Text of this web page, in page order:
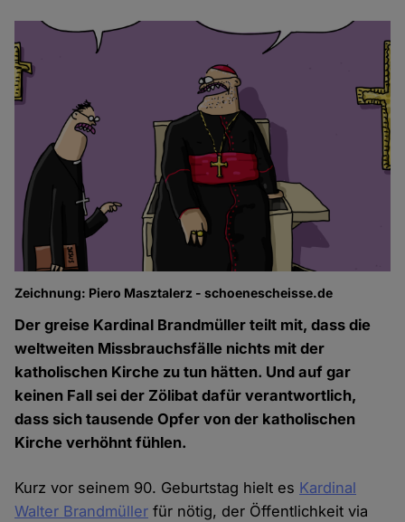
Zeichnung: Piero Masztalerz - schoenescheisse.de
Der greise Kardinal Brandmüller teilt mit, dass die
weltweiten Missbrauchsfälle nichts mit der
katholischen Kirche zu tun hätten. Und auf gar
keinen Fall sei der Zölibat dafür verantwortlich,
dass sich tausende Opfer von der katholischen
Kirche verhöhnt fühlen.
Kurz vor seinem 90. Geburtstag hielt es Kardinal
Walter Brandmüller für nötig, der Öffentlichkeit via